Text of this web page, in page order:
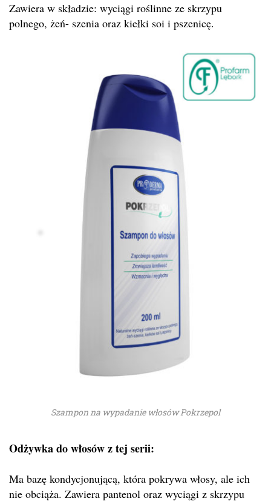
Zawiera w składzie: wyciągi roślinne ze skrzypu
polnego, żeń- szenia oraz kiełki soi i pszenicę.
Szampon na wypadanie włosów Pokrzepol
Odżywka do włosów z tej serii:
Ma bazę kondycjonującą, która pokrywa włosy, ale ich
nie obciąża. Zawiera pantenol oraz wyciągi z skrzypu